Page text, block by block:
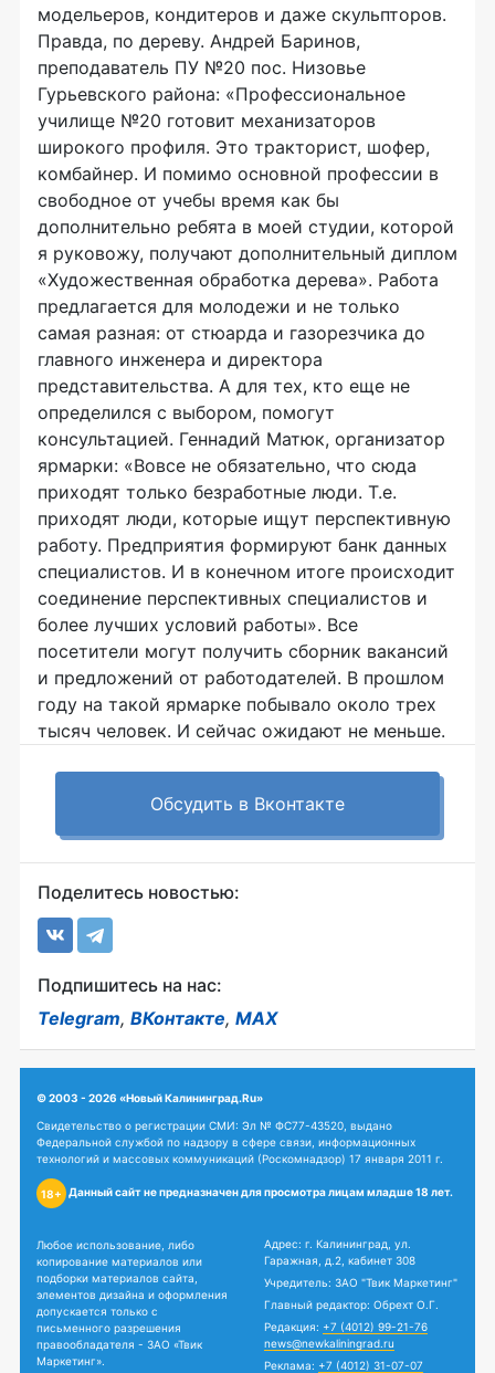
модельеров, кондитеров и даже скульпторов.
Правда, по дереву. Андрей Баринов,
преподаватель ПУ №20 пос. Низовье
Гурьевского района: «Профессиональное
училище №20 готовит механизаторов
широкого профиля. Это тракторист, шофер,
комбайнер. И помимо основной профессии в
свободное от учебы время как бы
дополнительно ребята в моей студии, которой
я руковожу, получают дополнительный диплом
«Художественная обработка дерева». Работа
предлагается для молодежи и не только
самая разная: от стюарда и газорезчика до
главного инженера и директора
представительства. А для тех, кто еще не
определился с выбором, помогут
консультацией. Геннадий Матюк, организатор
ярмарки: «Вовсе не обязательно, что сюда
приходят только безработные люди. Т.е.
приходят люди, которые ищут перспективную
работу. Предприятия формируют банк данных
специалистов. И в конечном итоге происходит
соединение перспективных специалистов и
более лучших условий работы». Все
посетители могут получить сборник вакансий
и предложений от работодателей. В прошлом
году на такой ярмарке побывало около трех
тысяч человек. И сейчас ожидают не меньше.
Обсудить в Вконтакте
Поделитесь новостью:
Подпишитесь на нас:
Telegram, ВКонтакте, MAX
© 2003 - 2026 «Новый Калининград.Ru»
Свидетельство о регистрации СМИ: Эл № ФС77-43520, выдано
Федеральной службой по надзору в сфере связи, информационных
технологий и массовых коммуникаций (Роскомнадзор) 17 января 2011 г.
18+ Данный сайт не предназначен для просмотра лицам младше 18 лет.
Любое использование, либо
копирование материалов или
подборки материалов сайта,
элементов дизайна и оформления
допускается только с
письменного разрешения
правообладателя - ЗАО «Твик
Маркетинг».
Адрес: г. Калининград, ул.
Гаражная, д.2, кабинет 308
Учредитель: ЗАО "Твик Маркетинг"
Главный редактор: Обрехт О.Г.
Редакция: +7 (4012) 99-21-76
news@newkaliningrad.ru
Реклама: +7 (4012) 31-07-07